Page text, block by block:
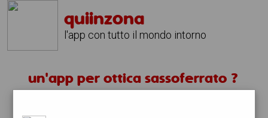
quiinzona
l'app con tutto il mondo intorno
un'app per ottica sassoferrato ?